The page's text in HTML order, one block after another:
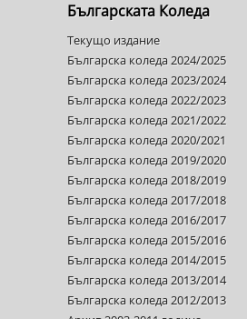
Българската Коледа
Текущо издание
Българска коледа 2024/2025
Българска коледа 2023/2024
Българска коледа 2022/2023
Българска коледа 2021/2022
Българска коледа 2020/2021
Българска коледа 2019/2020
Българска коледа 2018/2019
Българска коледа 2017/2018
Българска коледа 2016/2017
Българска коледа 2015/2016
Българска коледа 2014/2015
Българска коледа 2013/2014
Българска коледа 2012/2013